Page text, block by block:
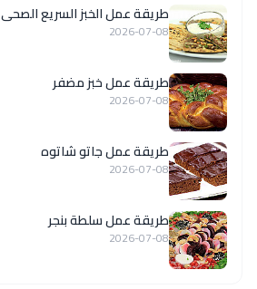
طريقة عمل الخبز السريع الصحى
2026-07-08
طريقة عمل خبز مضفر
2026-07-08
طريقة عمل جاتو شاتوه
2026-07-08
طريقة عمل سلطة بنجر
2026-07-08